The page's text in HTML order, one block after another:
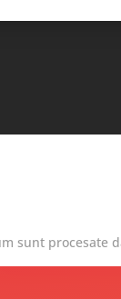
sunt procesate